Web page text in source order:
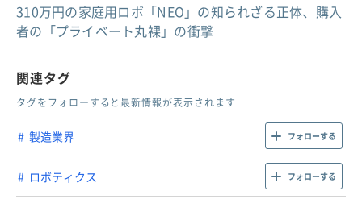
310万円の家庭用ロボ「NEO」の知られざる正体、購入
者の「プライベート丸裸」の衝撃
関連タグ
タグをフォローすると最新情報が表示されます
製造業界 フォローする
ロボティクス フォローする